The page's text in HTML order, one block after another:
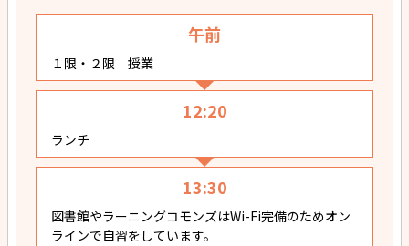
午前
１限・２限 授業
12:20
ランチ
13:30
図書館やラーニングコモンズはWi-Fi完備のためオン
ラインで自習をしています。